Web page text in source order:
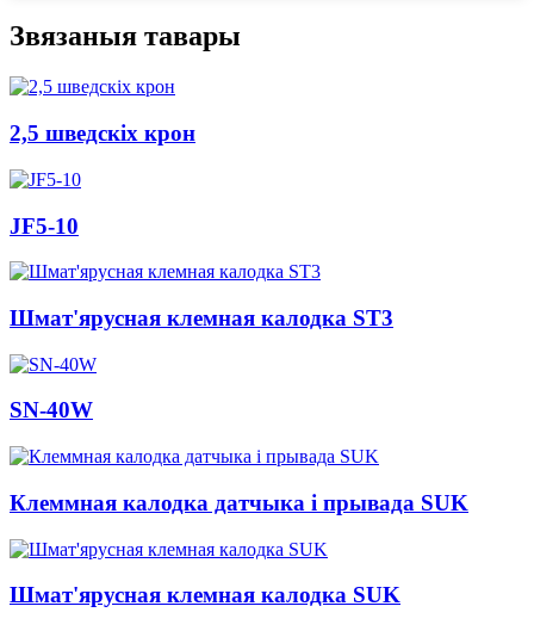
Звязаныя тавары
2,5 шведскіх крон
JF5-10
Шмат'ярусная клемная калодка ST3
SN-40W
Клеммная калодка датчыка і прывада SUK
Шмат'ярусная клемная калодка SUK